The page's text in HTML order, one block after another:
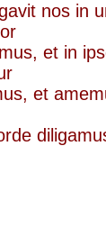
nos in
et in
et